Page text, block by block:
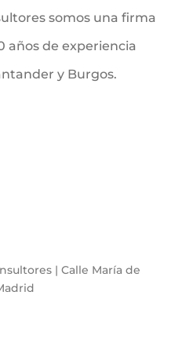
somos una firma
años de experiencia
y Burgos.
| Calle María de